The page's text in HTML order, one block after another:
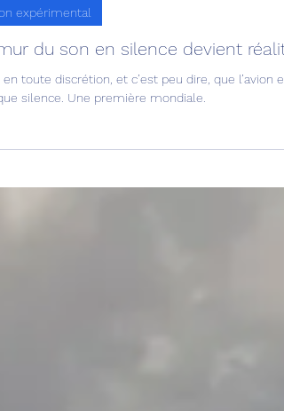
16 juin
3 min de lecture
expérimental
du son en silence devient